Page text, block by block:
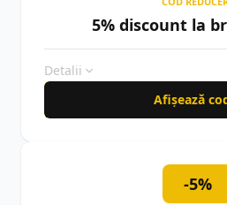
5% discount la
Detalii
Afișează
-5%